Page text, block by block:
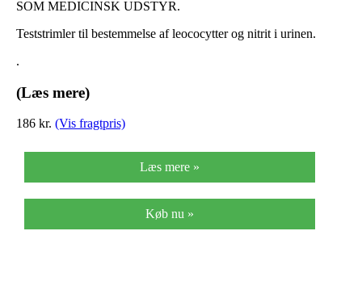
SOM MEDICINSK UDSTYR.
Teststrimler til bestemmelse af leococytter og nitrit i urinen.
.
(Læs mere)
186 kr. (Vis fragtpris)
Læs mere »
Køb nu »